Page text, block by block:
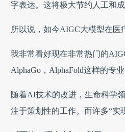
字表达。这将极大节约人工和
所以说，如今AIGC大模型在医
我非常看好现在非常热门的
AlphaGo，AlphaFold这样的专
随着AI技术的改进，生命科学
注于策划性的工作。而许多“实